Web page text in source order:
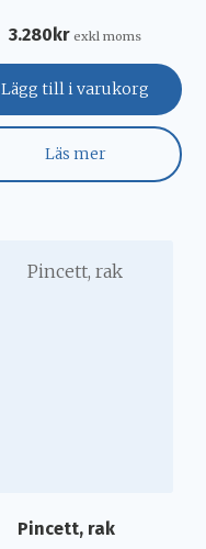
3.280kr exkl moms
Lägg till i varukorg
Läs mer
Pincett, rak